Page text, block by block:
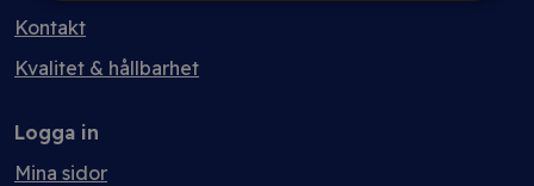
Kontakt
Kvalitet & hållbarhet
Logga in
Mina sidor